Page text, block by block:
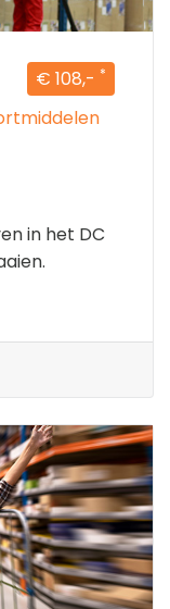
€ 108,- *
in het DC